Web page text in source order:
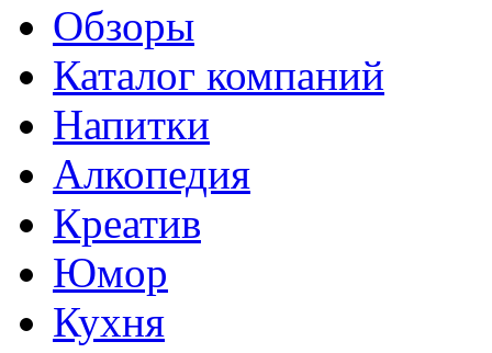
Обзоры
Каталог компаний
Напитки
Алкопедия
Креатив
Юмор
Кухня